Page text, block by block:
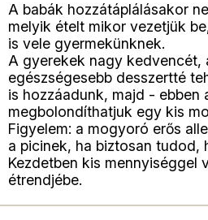
A babák hozzátáplálásakor
melyik ételt mikor vezetjük
is vele gyermekünknek.
A gyerekek nagy kedvencét,
egészségesebb desszertté
is hozzáadunk, majd - ebben
megbolondíthatjuk egy kis
Figyelem: a mogyoró erős
a picinek, ha biztosan tudod,
Kezdetben kis mennyiséggel
étrendjébe.